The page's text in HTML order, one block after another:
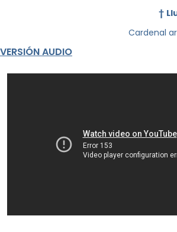
†
Cardenal
VERSIÓN AUDIO